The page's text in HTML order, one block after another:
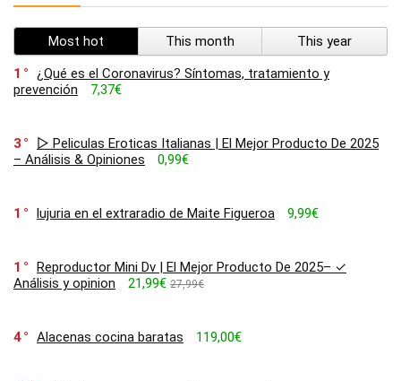
Most hot This month
This year
1
¿Qué es el Coronavirus? Síntomas, tratamiento y
prevención
7,37€
3
▷ Peliculas Eroticas Italianas | El Mejor Producto De 2025
– Análisis & Opiniones
0,99€
1 lujuria en el extraradio de Maite Figueroa 9,99€
1
Reproductor Mini Dv | El Mejor Producto De 2025– ✓
Análisis y opinion
21,99€ 27,99€
4 Alacenas cocina baratas 119,00€